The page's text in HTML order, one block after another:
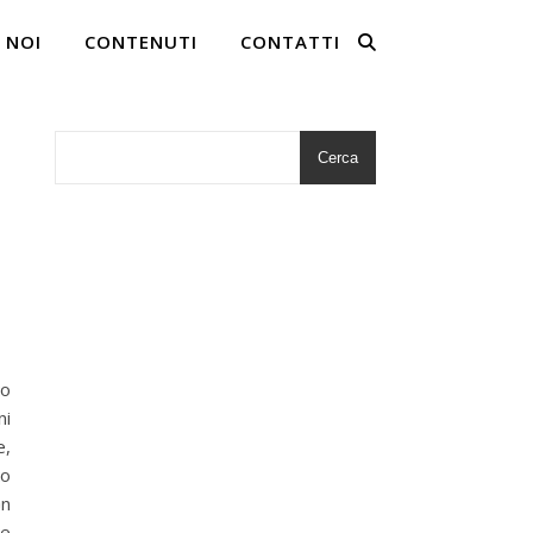
NOI CONTENUTI CONTATTI
Cerca